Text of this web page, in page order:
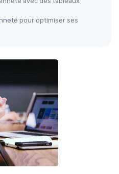
pour optimiser ses